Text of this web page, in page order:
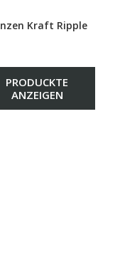
Kraft Ripple
PRODUCKTE
ANZEIGEN